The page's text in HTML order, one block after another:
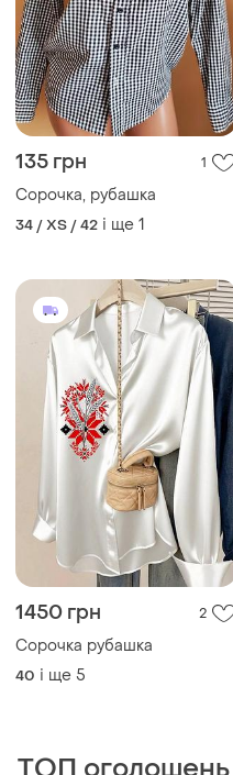
135 грн 1
Сорочка, рубашка
34 / XS / 42 і ще 1
1450 грн 2
Сорочка рубашка
40 і ще 5